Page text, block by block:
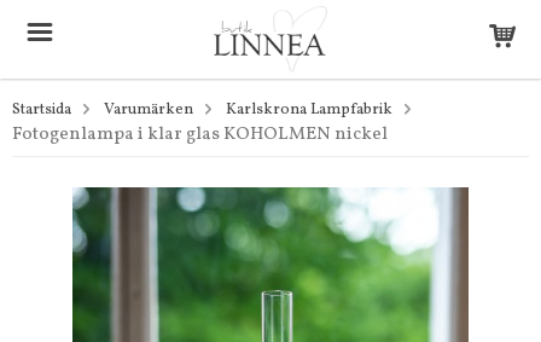
Startsida Varumärken Karlskrona Lampfabrik
Fotogenlampa i klar glas KOHOLMEN nickel